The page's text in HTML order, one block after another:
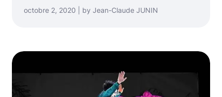
octobre 2, 2020 | by Jean-Claude JUNIN